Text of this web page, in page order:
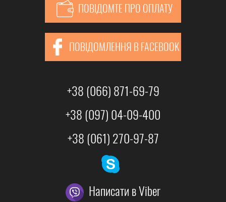
ПОВІДОМТЕ ПРО ОПЛАТУ
ПОВІДОМЛЕННЯ В FACEBOOK
+38 (066) 871-69-79
+38 (097) 04-09-400
+38 (061) 270-97-87
Написати в Viber